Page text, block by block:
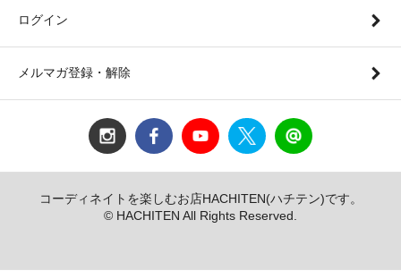
ログイン
メルマガ登録・解除
コーディネイトを楽しむお店HACHITEN(ハチテン)です。
© HACHITEN All Rights Reserved.